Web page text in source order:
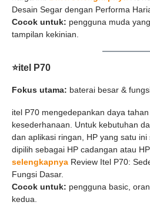
Desain Segar dengan Performa
Cocok untuk: pengguna muda
tampilan kekinian.
⭐itel P70
Fokus utama: baterai besar &
itel P70 mengedepankan daya
kesederhanaan. Untuk kebutuhan
dan aplikasi ringan, HP yang satu
dipilih sebagai HP cadangan atau
selengkapnya Review Itel P70:
Fungsi Dasar.
Cocok untuk: pengguna basic,
kedua.